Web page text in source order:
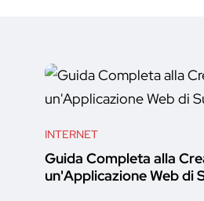
INTERNET
Guida Completa alla
un'Applicazione Web di